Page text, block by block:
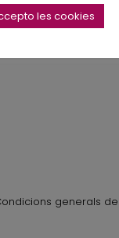
generals
les cookies